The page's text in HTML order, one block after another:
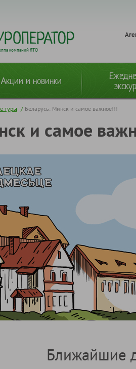
компаний ЯТО
Акции и новинки
туры / Беларусь: Минск и самое важное!!!
и самое
Ближайшие